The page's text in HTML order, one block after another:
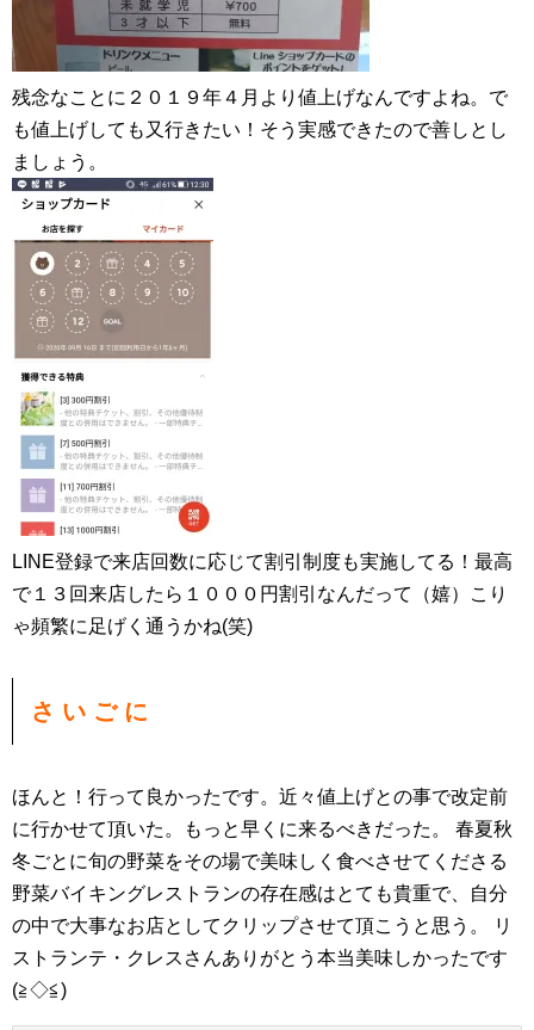
残念なことに２０１９年４月より値上げなんですよね。で
も値上げしても又行きたい！そう実感できたので善しとし
ましょう。
LINE登録で来店回数に応じて割引制度も実施してる！最高
で１３回来店したら１０００円割引なんだって（嬉）こり
ゃ頻繁に足げく通うかね(笑)
さ い ご に
ほんと！行って良かったです。近々値上げとの事で改定前
に行かせて頂いた。もっと早くに来るべきだった。 春夏秋
冬ごとに旬の野菜をその場で美味しく食べさせてくださる
野菜バイキングレストランの存在感はとても貴重で、自分
の中で大事なお店としてクリップさせて頂こうと思う。 リ
ストランテ・クレスさんありがとう本当美味しかったです
(≧◇≦)